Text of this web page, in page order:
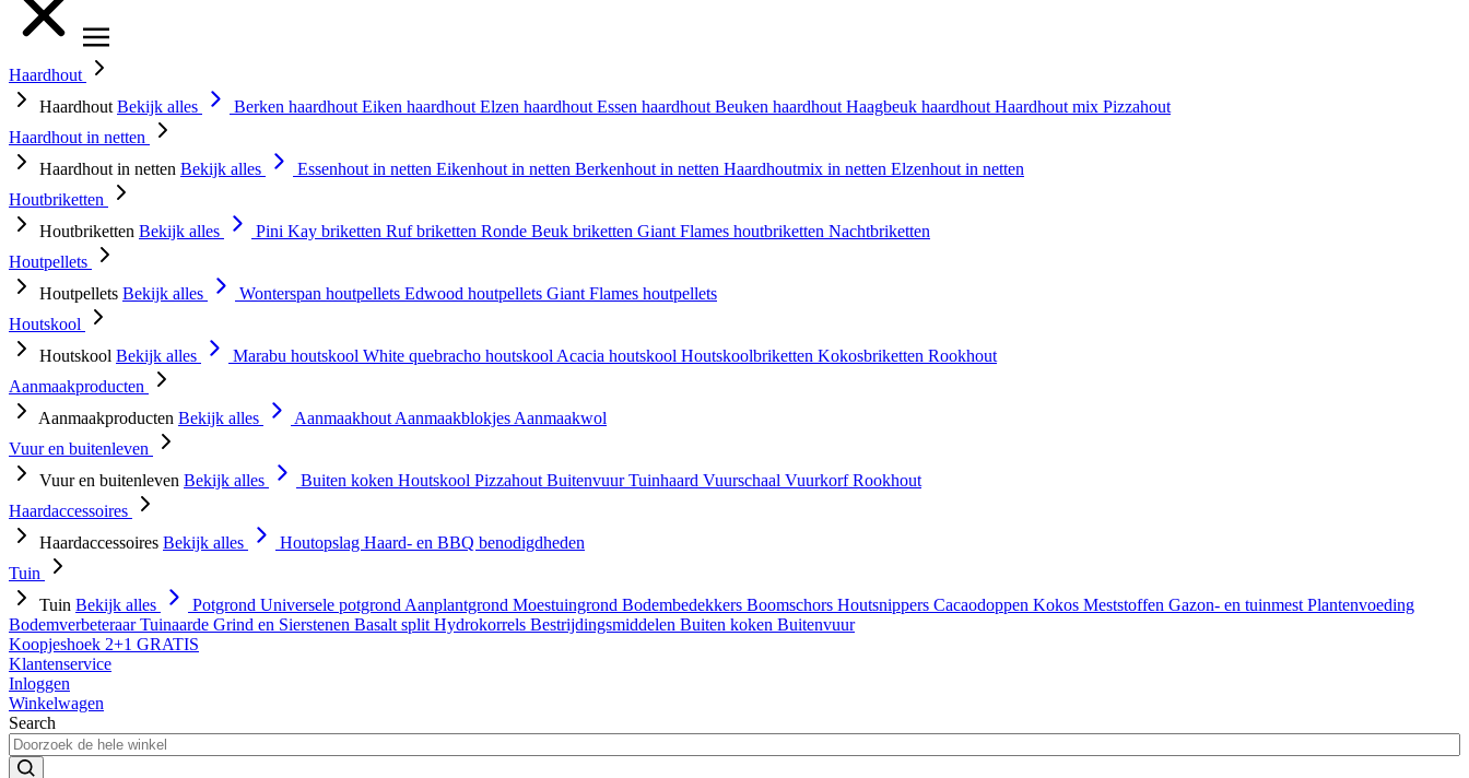
Haardhout
Haardhout Bekijk alles Berken haardhout Eiken haardhout Elzen haardhout Essen haardhout Beuken haardhout Haagbeuk haardhout Haardhout mix Pizzahout
Haardhout in netten
Haardhout in netten Bekijk alles Essenhout in netten Eikenhout in netten Berkenhout in netten Haardhoutmix in netten Elzenhout in netten
Houtbriketten
Houtbriketten Bekijk alles Pini Kay briketten Ruf briketten Ronde Beuk briketten Giant Flames houtbriketten Nachtbriketten
Houtpellets
Houtpellets Bekijk alles Wonterspan houtpellets Edwood houtpellets Giant Flames houtpellets
Houtskool
Houtskool Bekijk alles Marabu houtskool White quebracho houtskool Acacia houtskool Houtskoolbriketten Kokosbriketten Rookhout
Aanmaakproducten
Aanmaakproducten Bekijk alles Aanmaakhout Aanmaakblokjes Aanmaakwol
Vuur en buitenleven
Vuur en buitenleven Bekijk alles Buiten koken Houtskool Pizzahout BuitenvuurTuinhaard Vuurschaal VuurkorfRookhout
Haardaccessoires
Haardaccessoires Bekijk alles Houtopslag Haard- en BBQ benodigdheden
Tuin
Tuin Bekijk alles Potgrond Universele potgrond Aanplantgrond Moestuingrond Bodembedekkers Boomschors Houtsnippers Cacaodoppen Kokos Meststoffen Gazon- en tuinmest Plantenvoeding
BodemverbeteraarTuinaarde Grind en Sierstenen Basalt split Hydrokorrels Bestrijdingsmiddelen Buiten koken Buitenvuur
Koopjeshoek 2+1 GRATIS
Klantenservice
Inloggen
Winkelwagen
Search